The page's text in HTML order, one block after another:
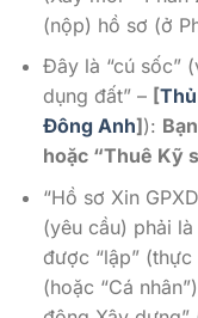
(nộp) hồ sơ (ở
Đây là “cú sốc”
dụng đất” – [
Đông Anh]):
hoặc “Thuê Kỹ
“Hồ sơ Xin
(yêu cầu) phải là
được “lập”
(hoặc “Cá